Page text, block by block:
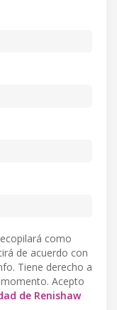
como
de acuerdo con
Tiene derecho a
Acepto
de Renishaw